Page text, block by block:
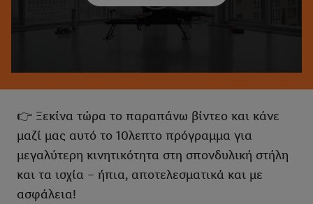
👉 Ξεκίνα τώρα το παραπάνω βίντεο και κάνε
μαζί μας αυτό το 10λεπτο πρόγραμμα για
μεγαλύτερη κινητικότητα στη σπονδυλική στήλη
και τα ισχία – ήπια, αποτελεσματικά και με
ασφάλεια!